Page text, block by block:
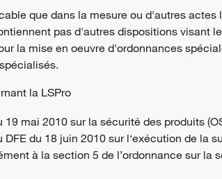
que dans la mesure ou d'autres
pas d'autres dispositions visant
la mise en oeuvre d'ordonnances
la LSPro
19 mai 2010 sur la sécurité des produits
DFE du 18 juin 2010 sur l‘exécution de la
à la section 5 de l’ordonnance sur la